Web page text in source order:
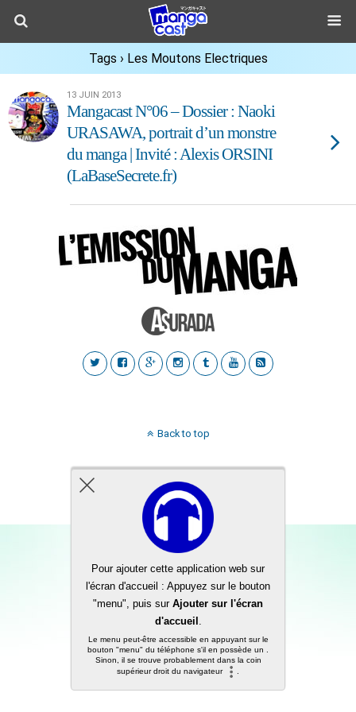
Tags › Les Moutons Electriques
13 JUIN 2013
Mangacast N°06 – Dossier : Naoki
URASAWA, portrait d’un monstre
du manga | Invité : Alexis ORSINI
(LaBaseSecrete.fr)
Back to top